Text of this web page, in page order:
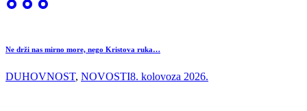
Ne drži nas mirno more, nego Kristova ruka…
DUHOVNOST, NOVOSTI8. kolovoza 2026.